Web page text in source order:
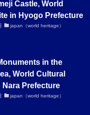
Castle, World
in Hyogo Prefecture
japan（world heritage）
in the
World Cultural
Nara Prefecture
japan（world heritage）